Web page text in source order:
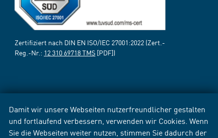
Damit wir unsere Webseiten nutzerfreundlicher gestalten
und fortlaufend verbessern, verwenden wir Cookies. Wenn
Sie die Webseiten weiter nutzen, stimmen Sie dadurch der
Zertifiziert nach DIN EN ISO/IEC 27001:2022 (Zert.-
Reg.-Nr.: 12 310 69718 TMS [PDF])